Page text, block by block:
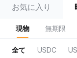
お気に入り
現物 無期限
全て USDC